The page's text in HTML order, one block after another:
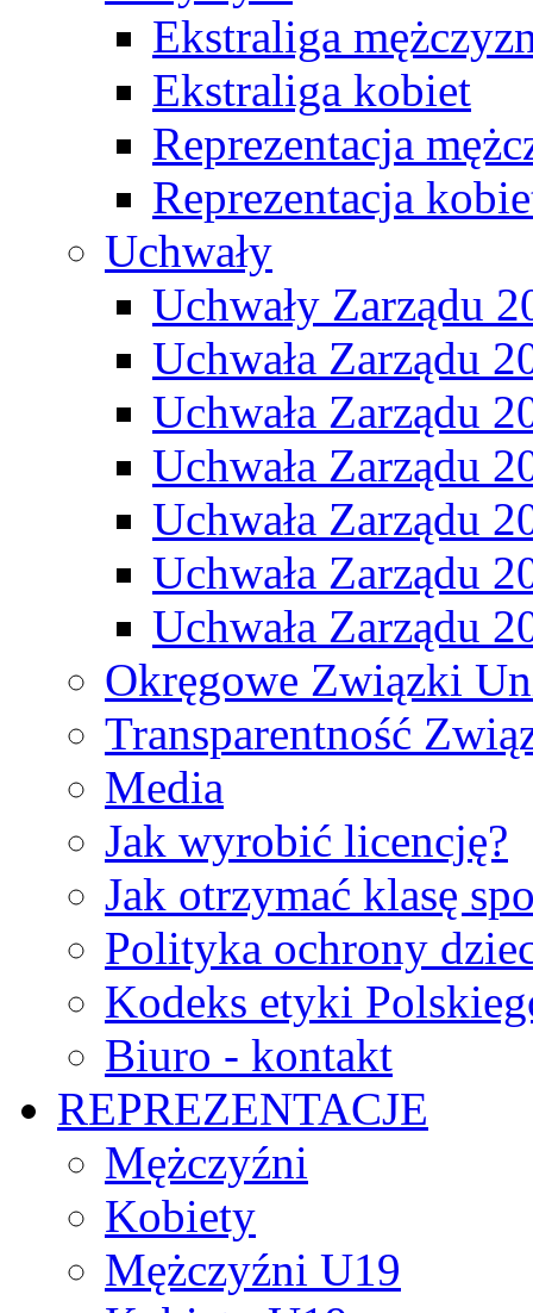
Ekstraliga
Ekstraliga kobiet
Reprezentacja
Reprezentacja
Uchwały
Uchwały Zarządu
Uchwała Zarządu
Uchwała Zarządu
Uchwała Zarządu
Uchwała Zarządu
Uchwała Zarządu
Uchwała Zarządu
Okręgowe Związki
Transparentność
Media
Jak wyrobić licencję?
Jak otrzymać klasę
Polityka ochrony
Kodeks etyki
Biuro - kontakt
REPREZENTACJE
Mężczyźni
Kobiety
Mężczyźni U19